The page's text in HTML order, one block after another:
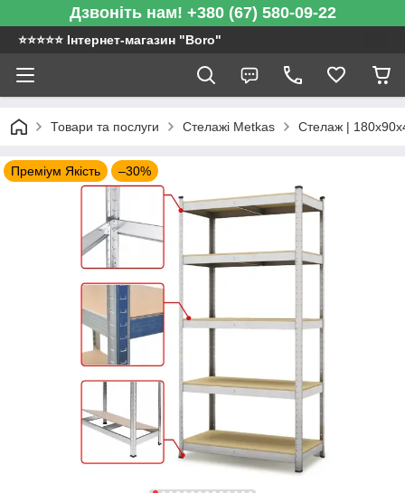
Дзвоніть нам! +380 (67) 580-09-22
⭐️⭐️⭐️⭐️⭐️ Інтернет-магазин "Boro"
Товари та послуги Стелажі Metkas Стелаж |
Преміум Якість –30%